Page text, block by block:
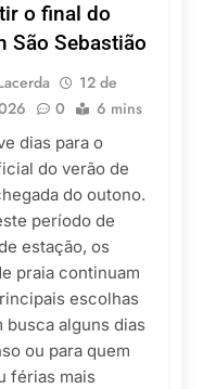
o final do
São Sebastião
12 de
0 6 mins
dias para o
do verão de
do outono.
período de
estação, os
praia continuam
escolhas
busca alguns dias
ou para quem
férias mais